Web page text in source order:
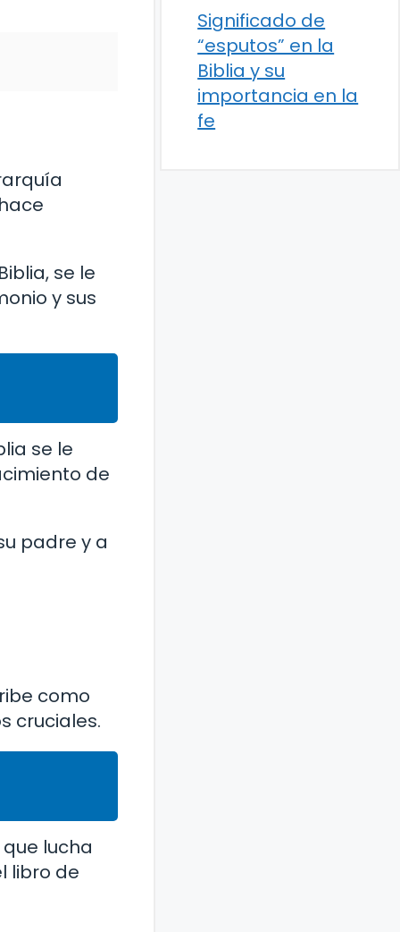
se le
y sus
se le
de
padre y a
como
cruciales.
lucha
libro de
Significado de
“esputos” en la
Biblia y su
importancia en la
fe